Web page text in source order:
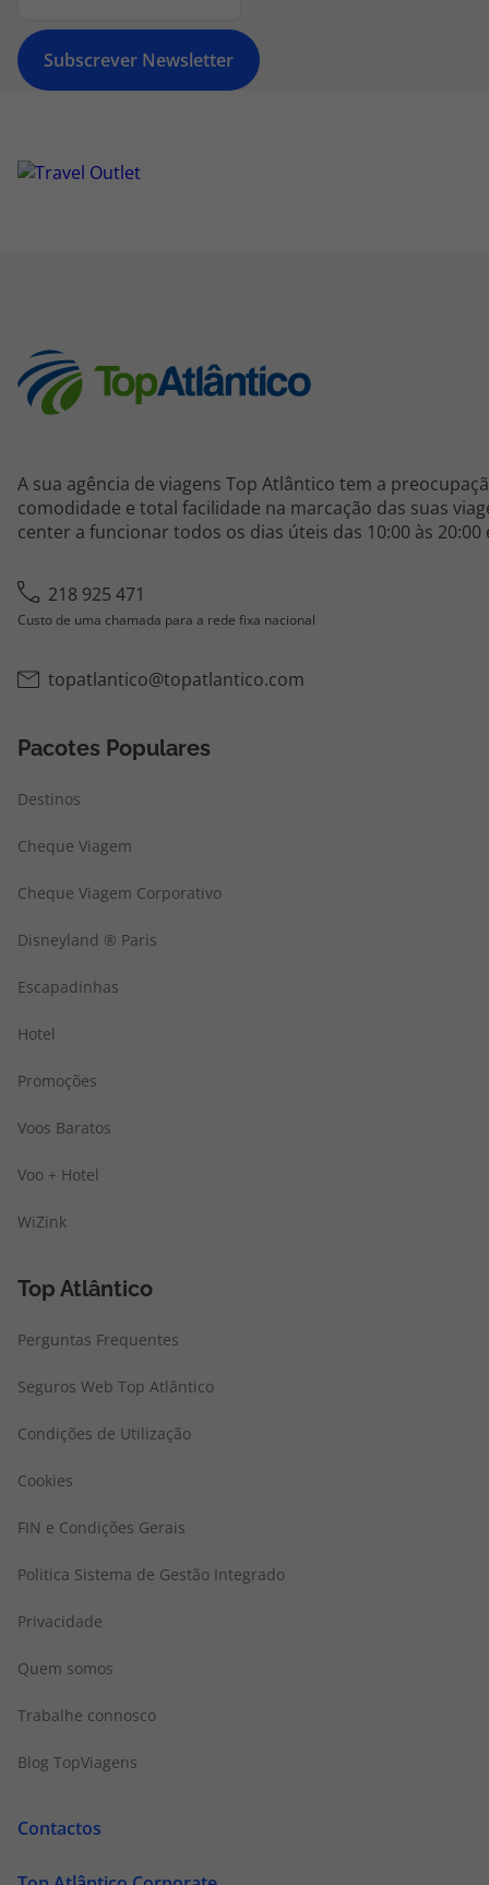
Subscrever Newsletter
A sua agência de viagens Top Atlântico tem a
comodidade e total facilidade na marcação das suas
center a funcionar todos os dias úteis das 10:00 às 20:00
218 925 471
Custo de uma chamada para a rede fixa nacional
topatlantico@topatlantico.com
Pacotes Populares
Destinos
Cheque Viagem
Cheque Viagem Corporativo
Disneyland ® Paris
Escapadinhas
Hotel
Promoções
Voos Baratos
Voo + Hotel
WiZink
Top Atlântico
Perguntas Frequentes
Seguros Web Top Atlântico
Condições de Utilização
Cookies
FIN e Condições Gerais
Politica Sistema de Gestão Integrado
Privacidade
Quem somos
Trabalhe connosco
Blog TopViagens
Contactos